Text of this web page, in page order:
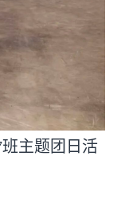
主题团日活